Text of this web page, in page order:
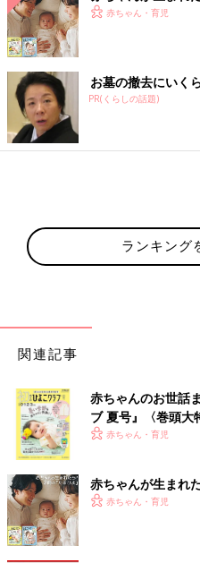
赤ちゃん・育児
お墓の撤去にいく
PR(くらしの話題)
ランキング
関連記事
赤ちゃんのお世話
ブ 夏号』〈巻頭大
く！ おっぱい・ミ
赤ちゃん・育児
赤ちゃんが生まれ
赤ちゃん・育児